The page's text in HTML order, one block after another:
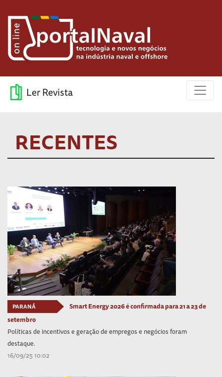
Ler Revista
RECENTES
PARANÁ
Smart Energy 2026 é confirmada para 21 a 23 de
setembro
Políticas de incentivos e geração de empregos e negócios foram
destaque.
16/09/25 10:02